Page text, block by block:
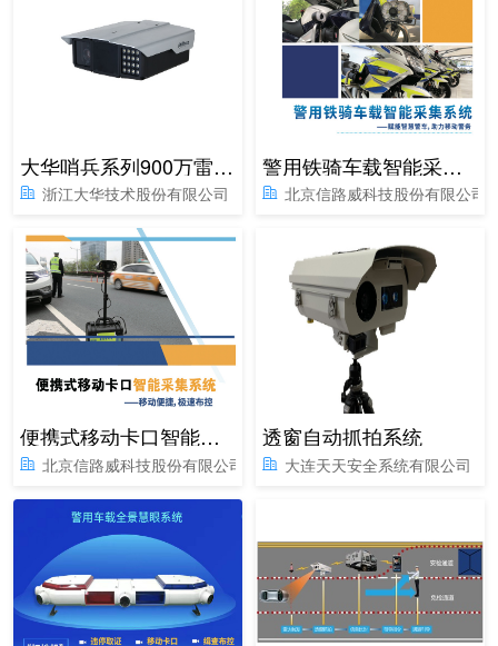
大华哨兵系列900万雷达视频一体机Pro
浙江大华技术股份有限公司
警用铁骑车载智能采集系统
北京信路威科技股份有限公司
便携式移动卡口智能采集系统
北京信路威科技股份有限公司
透窗自动抓拍系统
大连天天安全系统有限公司